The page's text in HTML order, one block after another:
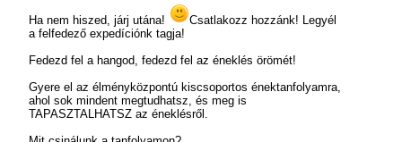
Ha nem hiszed, járj utána!
Csatlakozz hozzánk! Legyél
a felfedező expedíciónk tagja!
Fedezd fel a hangod, fedezd fel az éneklés örömét!
Gyere el az élményközpontú kiscsoportos énektanfolyamra,
ahol sok mindent megtudhatsz, és meg is
TAPASZTALHATSZ az éneklésről.